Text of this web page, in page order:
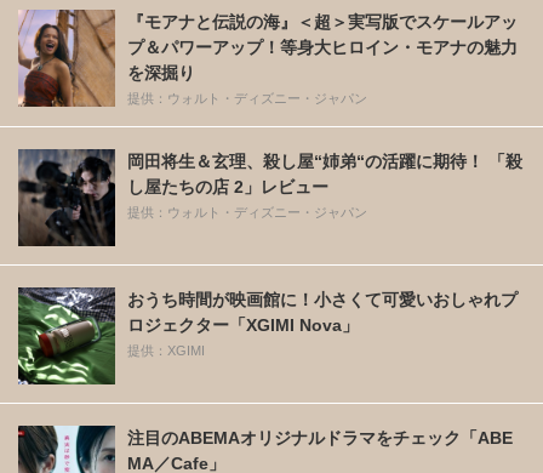
『モアナと伝説の海』＜超＞実写版でスケールアッ
プ＆パワーアップ！等身大ヒロイン・モアナの魅力
を深掘り
提供：ウォルト・ディズニー・ジャパン
岡田将生＆玄理、殺し屋“姉弟“の活躍に期待！ 「殺
し屋たちの店 2」レビュー
提供：ウォルト・ディズニー・ジャパン
おうち時間が映画館に！小さくて可愛いおしゃれプ
ロジェクター「XGIMI Nova」
提供：XGIMI
注目のABEMAオリジナルドラマをチェック「ABE
MA／Cafe」